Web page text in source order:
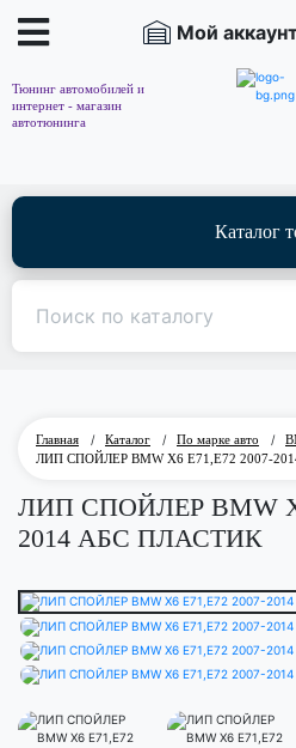
Мой
Тюнинг автомобилей и
интернет - магазин
автотюнинга
Каталог
Главная / Каталог / По марке авто /
ЛИП СПОЙЛЕР BMW X6 E71,E72 2007-
ЛИП СПОЙЛЕР BMW
2014 АБС ПЛАСТИК